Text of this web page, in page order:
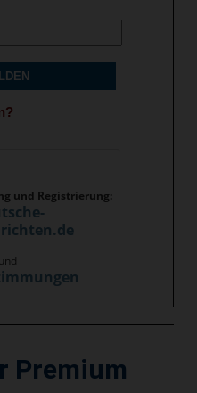
und Registrierung:
und
Premium